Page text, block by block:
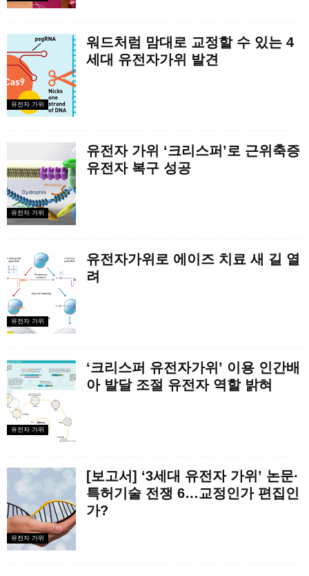
유전자 가위
워드처럼 맘대로 교정할 수 있는 4
세대 유전자가위 발견
유전자 가위
유전자 가위 ‘크리스퍼’로 근위축증
유전자 복구 성공
유전자 가위
유전자가위로 에이즈 치료 새 길 열
려
유전자 가위
‘크리스퍼 유전자가위’ 이용 인간배
아 발달 조절 유전자 역할 밝혀
유전자 가위
[보고서] ‘3세대 유전자 가위’ 논문·
특허기술 전쟁 6…교정인가 편집인
가?